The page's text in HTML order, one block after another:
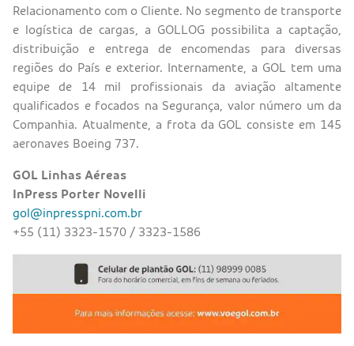
Relacionamento com o Cliente. No segmento de transporte
e logística de cargas, a GOLLOG possibilita a captação,
distribuição e entrega de encomendas para diversas
regiões do País e exterior. Internamente, a GOL tem uma
equipe de 14 mil profissionais da aviação altamente
qualificados e focados na Segurança, valor número um da
Companhia. Atualmente, a frota da GOL consiste em 145
aeronaves Boeing 737.
GOL Linhas Aéreas
InPress Porter Novelli
gol@inpresspni.com.br
+55 (11) 3323-1570 / 3323-1586